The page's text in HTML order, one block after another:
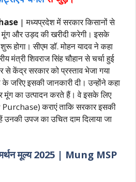
| मध्यप्रदेश में सरकार किसानों से
मूंग और उड़द की खरीदी करेगी। इसके
होगा। सीएम डॉ. मोहन यादव ने कहा
मंत्री शिवराज सिंह चौहान से चर्चा हुई
से केंद्र सरकार को प्रस्ताव भेजा गया
जरिए इसकी जानकारी दी। उन्होंने कहा
का उत्पादन करते हैं। वे इसके लिए
कराएं ताकि सरकार इसकी
उपज का उचित दाम दिलाया जा
मूल्य 2025 | Mung MSP